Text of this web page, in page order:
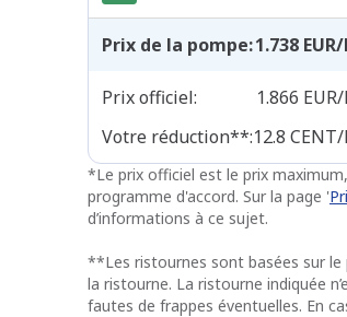
Prix de la pompe:1.738
Prix officiel: 1.866
Votre réduction**:12.8
*Le prix officiel est le prix
programme d'accord. Sur la page '
d’informations à ce sujet.
**Les ristournes sont basées sur
la ristourne. La ristourne indiquée
fautes de frappes éventuelles. En